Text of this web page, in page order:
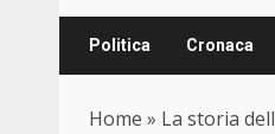
Politica Cronaca
Home » La storia